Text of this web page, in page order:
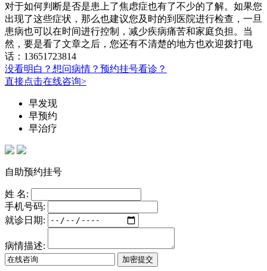
对于如何判断是否是患上了焦虑症也有了不少的了解。如果您
出现了这些症状，那么也建议您及时的到医院进行检查，一旦
患病也可以在时间进行控制，减少疾病痛苦和家庭负担。当
然，要是看了文章之后，您还有不清楚的地方也欢迎拨打电
话：13651723814
没看明白？想问病情？预约挂号看诊？
直接点击在线咨询>
早发现
早预约
早治疗
自助预约挂号
姓 名:
手机号码:
就诊日期:
病情描述: